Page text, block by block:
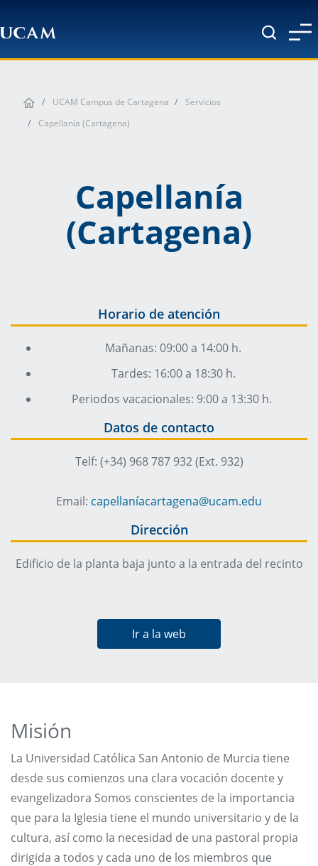
UCAM Campus de Cartagena
Servicios
Capellanía (Cartagena)
Capellanía
(Cartagena)
Horario de atención
Mañanas: 09:00 a 14:00 h.
Tardes: 16:00 a 18:30 h.
Periodos vacacionales: 9:00 a 13:30 h.
Datos de contacto
Telf: (+34) 968 787 932 (Ext. 932)
Email: capellaníacartagena@ucam.edu
Dirección
Edificio de la planta baja junto a la entrada del recinto
Ir a la web
Misión
La Universidad Católica San Antonio de Murcia tiene
desde sus comienzos una clara vocación docente y
evangelizadora Somos conscientes de la importancia
que para la Iglesia tiene el mundo universitario y de la
cultura, así como la necesidad de una pastoral propia
dirigida a todos y cada uno de los miembros que